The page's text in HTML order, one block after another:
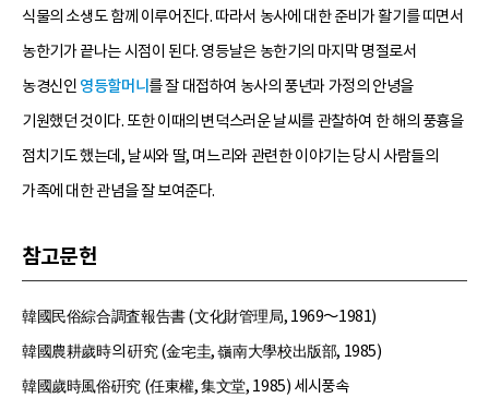
식물의 소생도 함께 이루어진다. 따라서 농사에 대한 준비가 활기를 띠면서
농한기가 끝나는 시점이 된다. 영등날은 농한기의 마지막 명절로서
농경신인 영등할머니 를 잘 대접하여 농사의 풍년과 가정의 안녕을
기원했던 것이다. 또한 이때의 변덕스러운 날씨를 관찰하여 한 해의 풍흉을
점치기도 했는데, 날씨와 딸, 며느리와 관련한 이야기는 당시 사람들의
가족에 대한 관념을 잘 보여준다.
참고문헌
韓國民俗綜合調査報告書 (文化財管理局, 1969～1981)
韓國農耕歲時의 硏究 (金宅圭, 嶺南大學校出版部, 1985)
韓國歲時風俗硏究 (任東權, 集文堂, 1985) 세시풍속